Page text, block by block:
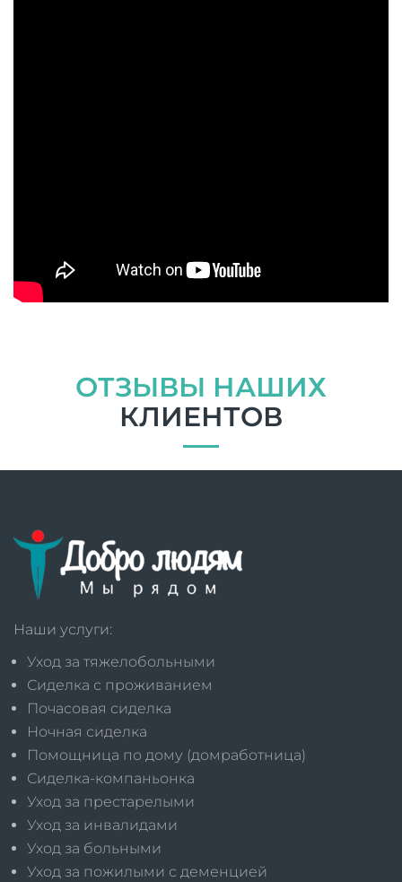
ОТЗЫВЫ НАШИХ
КЛИЕНТОВ
Наши услуги:
Уход за тяжелобольными
Сиделка с проживанием
Почасовая сиделка
Ночная сиделка
Помощница по дому (домработница)
Сиделка-компаньонка
Уход за престарелыми
Уход за инвалидами
Уход за больными
Уход за пожилыми с деменцией